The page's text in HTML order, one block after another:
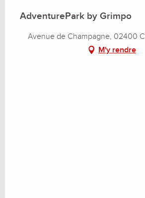
AdventurePark by Grimpo
Avenue de Champagne, 02400
M'y rendre